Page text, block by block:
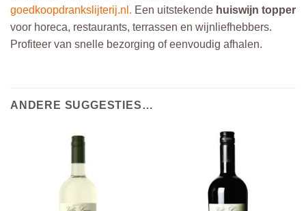
goedkoopdrankslijterij.nl . Een uitstekende huiswijn topper
voor horeca, restaurants, terrassen en wijnliefhebbers.
Profiteer van snelle bezorging of eenvoudig afhalen.
ANDERE SUGGESTIES…